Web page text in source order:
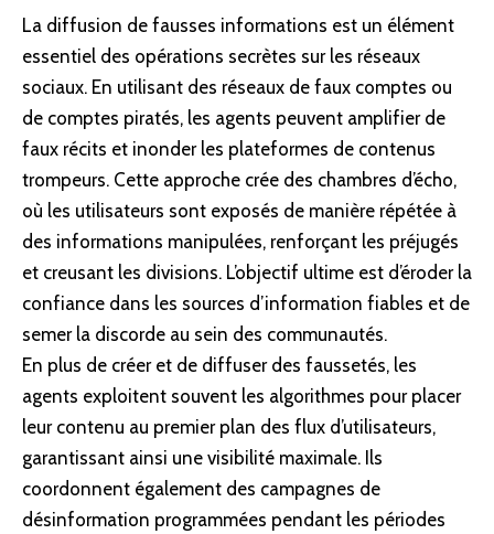
La diffusion de fausses informations est un élément
essentiel des opérations secrètes sur les réseaux
sociaux. En utilisant des réseaux de faux comptes ou
de comptes piratés, les agents peuvent amplifier de
faux récits et inonder les plateformes de contenus
trompeurs. Cette approche crée des chambres d’écho,
où les utilisateurs sont exposés de manière répétée à
des informations manipulées, renforçant les préjugés
et creusant les divisions. L’objectif ultime est d’éroder la
confiance dans les sources d’information fiables et de
semer la discorde au sein des communautés.
En plus de créer et de diffuser des faussetés, les
agents exploitent souvent les algorithmes pour placer
leur contenu au premier plan des flux d’utilisateurs,
garantissant ainsi une visibilité maximale. Ils
coordonnent également des campagnes de
désinformation programmées pendant les périodes